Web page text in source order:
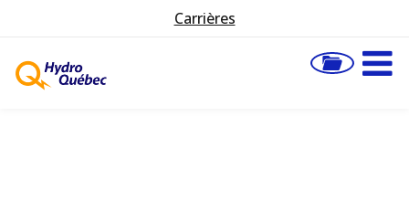
Carrières